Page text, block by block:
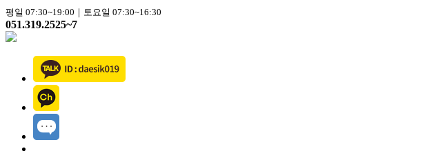
평일 07:30~19:00｜토요일 07:30~16:30
051.319.2525~7